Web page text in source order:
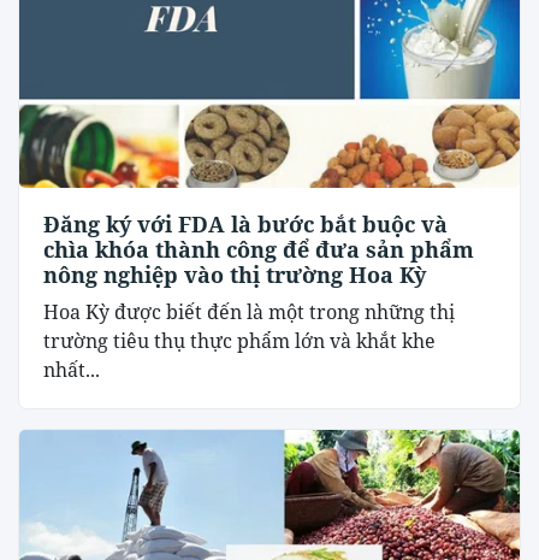
Đăng ký với FDA là bước bắt buộc và
chìa khóa thành công để đưa sản phẩm
nông nghiệp vào thị trường Hoa Kỳ
Hoa Kỳ được biết đến là một trong những thị
trường tiêu thụ thực phẩm lớn và khắt khe
nhất...